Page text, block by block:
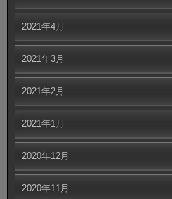
2021年4月
2021年3月
2021年2月
2021年1月
2020年12月
2020年11月